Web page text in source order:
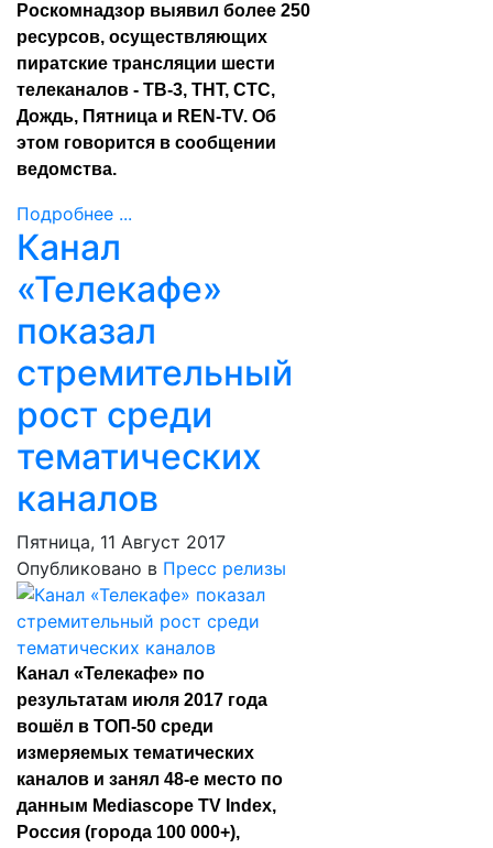
Роскомнадзор выявил более 250
ресурсов, осуществляющих
пиратские трансляции шести
телеканалов - ТВ-3, ТНТ, СТС,
Дождь, Пятница и REN-TV. Об
этом говорится в сообщении
ведомства.
Подробнее ...
Канал
«Телекафе»
показал
стремительный
рост среди
тематических
каналов
Пятница, 11 Август 2017
Опубликовано в Пресс релизы
Канал «Телекафе» по
результатам июля 2017 года
вошёл в ТОП-50 среди
измеряемых тематических
каналов и занял 48-е место по
данным Mediascope TV Index,
Россия (города 100 000+),